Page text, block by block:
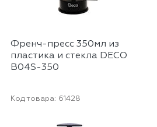
Френч-пресс 350мл из
пластика и стекла DECO
B04S-350
Код товара: 61428